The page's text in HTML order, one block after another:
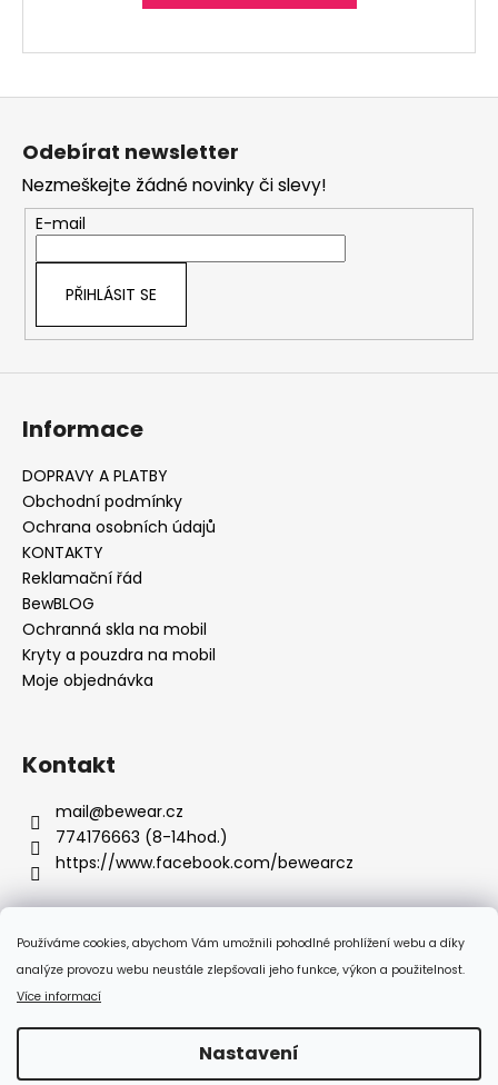
Používáme cookies, abychom Vám umožnili pohodlné prohlížení webu a díky
analýze provozu webu neustále zlepšovali jeho funkce, výkon a použitelnost.
Více informací
Nastavení
Z
Odebírat newsletter
Nezmeškejte žádné novinky či slevy!
E-mail
PŘIHLÁSIT SE
Informace
DOPRAVY A PLATBY
Obchodní podmínky
Ochrana osobních údajů
KONTAKTY
Reklamační řád
BewBLOG
Ochranná skla na mobil
Kryty a pouzdra na mobil
Moje objednávka
Kontakt
mail@bewear.cz
774176663 (8-14hod.)
https://www.facebook.com/bewearcz
Přijímáme online platby